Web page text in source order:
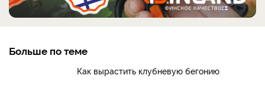
Больше по теме
Как вырастить клубневую бегонию